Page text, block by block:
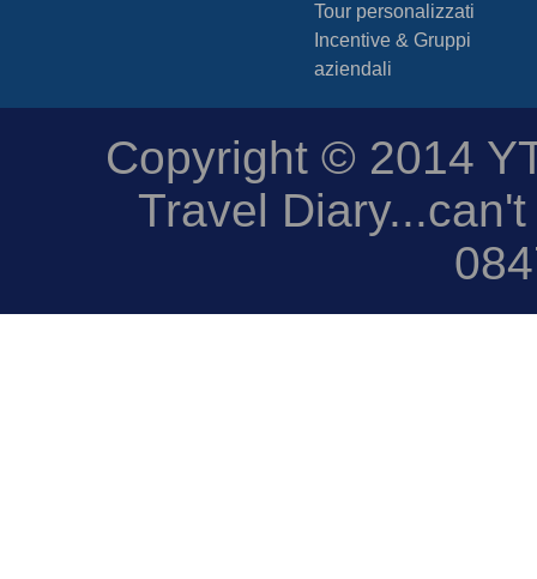
Tour personalizzati
Incentive & Gruppi
aziendali
Copyright © 2014
Travel